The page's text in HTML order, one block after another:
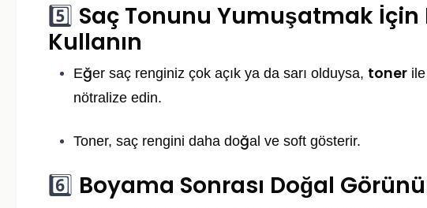
5️⃣ Saç Tonunu Yumuşatmak İçin
Kullanın
Eğer saç renginiz çok açık ya da sarı olduysa, toner
nötralize edin.
Toner, saç rengini daha doğal ve soft gösterir.
6️⃣ Boyama Sonrası Doğal